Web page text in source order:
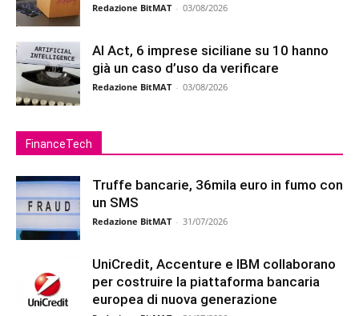
Redazione BitMAT - 03/08/2026
AI Act, 6 imprese siciliane su 10 hanno
già un caso d’uso da verificare
Redazione BitMAT - 03/08/2026
FinanceTech
Truffe bancarie, 36mila euro in fumo con
un SMS
Redazione BitMAT - 31/07/2026
UniCredit, Accenture e IBM collaborano
per costruire la piattaforma bancaria
europea di nuova generazione